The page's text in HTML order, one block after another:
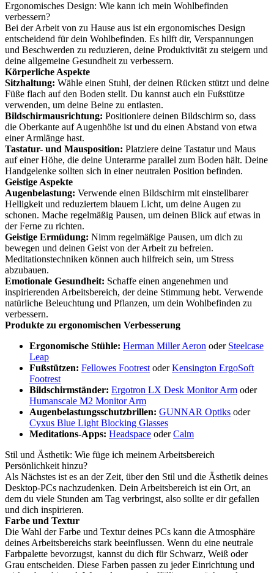
Ergonomisches Design: Wie kann ich mein Wohlbefinden
verbessern?
Bei der Arbeit von zu Hause aus ist ein ergonomisches Design
entscheidend für dein Wohlbefinden. Es hilft dir, Verspannungen
und Beschwerden zu reduzieren, deine Produktivität zu steigern und
deine allgemeine Gesundheit zu verbessern.
Körperliche Aspekte
Sitzhaltung: Wähle einen Stuhl, der deinen Rücken stützt und deine
Füße flach auf den Boden stellt. Du kannst auch ein Fußstütze
verwenden, um deine Beine zu entlasten.
Bildschirmausrichtung: Positioniere deinen Bildschirm so, dass
die Oberkante auf Augenhöhe ist und du einen Abstand von etwa
einer Armlänge hast.
Tastatur- und Mausposition: Platziere deine Tastatur und Maus
auf einer Höhe, die deine Unterarme parallel zum Boden hält. Deine
Handgelenke sollten sich in einer neutralen Position befinden.
Geistige Aspekte
Augenbelastung: Verwende einen Bildschirm mit einstellbarer
Helligkeit und reduziertem blauem Licht, um deine Augen zu
schonen. Mache regelmäßig Pausen, um deinen Blick auf etwas in
der Ferne zu richten.
Geistige Ermüdung: Nimm regelmäßige Pausen, um dich zu
bewegen und deinen Geist von der Arbeit zu befreien.
Meditationstechniken können auch hilfreich sein, um Stress
abzubauen.
Emotionale Gesundheit: Schaffe einen angenehmen und
inspirierenden Arbeitsbereich, der deine Stimmung hebt. Verwende
natürliche Beleuchtung und Pflanzen, um dein Wohlbefinden zu
verbessern.
Produkte zu ergonomischen Verbesserung
Ergonomische Stühle: Herman Miller Aeron oder Steelcase
Leap
Fußstützen: Fellowes Footrest oderKensington ErgoSoft
Footrest
Bildschirmständer: Ergotron LX Desk Monitor Arm oder
Humanscale M2 Monitor Arm
Augenbelastungsschutzbrillen: GUNNAR Optiks oder
Cyxus Blue Light Blocking Glasses
Meditations-Apps: Headspace oderCalm
Stil und Ästhetik: Wie füge ich meinem Arbeitsbereich
Persönlichkeit hinzu?
Als Nächstes ist es an der Zeit, über den Stil und die Ästhetik deines
Desktop-PCs nachzudenken. Dein Arbeitsbereich ist ein Ort, an
dem du viele Stunden am Tag verbringst, also sollte er dir gefallen
und dich inspirieren.
Farbe und Textur
Die Wahl der Farbe und Textur deines PCs kann die Atmosphäre
deines Arbeitsbereichs stark beeinflussen. Wenn du eine neutrale
Farbpalette bevorzugst, kannst du dich für Schwarz, Weiß oder
Grau entscheiden. Diese Farben passen zu jeder Einrichtung und